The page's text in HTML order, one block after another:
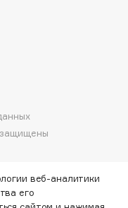
веб-аналитики
его